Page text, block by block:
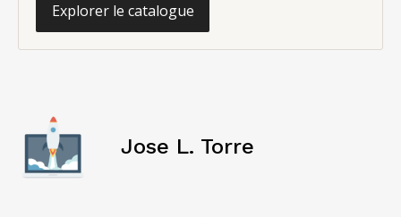
Explorer le catalogue
Jose L. Torre